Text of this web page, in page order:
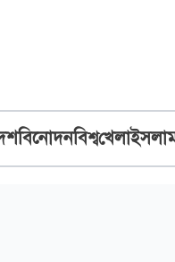
বিনোদনবিশ্বখেলা